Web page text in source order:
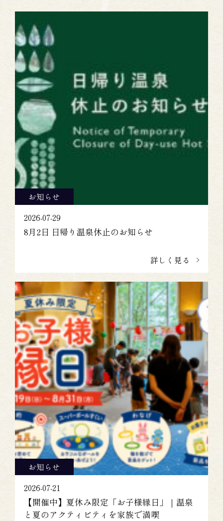
お知らせ
2026-07-29
8月2日 日帰り温泉休止のお知らせ
詳しく見る
お知らせ
2026-07-21
【開催中】夏休み限定「お子様縁日」｜温泉
と夏のアクティビティを家族で満喫